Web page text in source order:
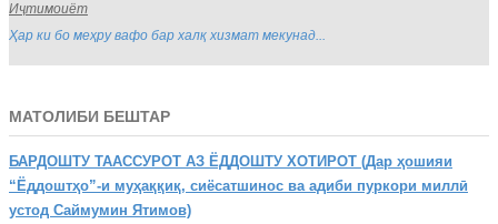
Иҷтимоиёт
Ҳар ки бо меҳру вафо бар халқ хизмат мекунад...
МАТОЛИБИ БЕШТАР
БАРДОШТУ ТААССУРОТ АЗ ЁДДОШТУ ХОТИРОТ (Дар ҳошияи
“Ёддоштҳо”-и муҳаққиқ, сиёсатшинос ва адиби пуркори миллӣ
устод Саймумин Ятимов)